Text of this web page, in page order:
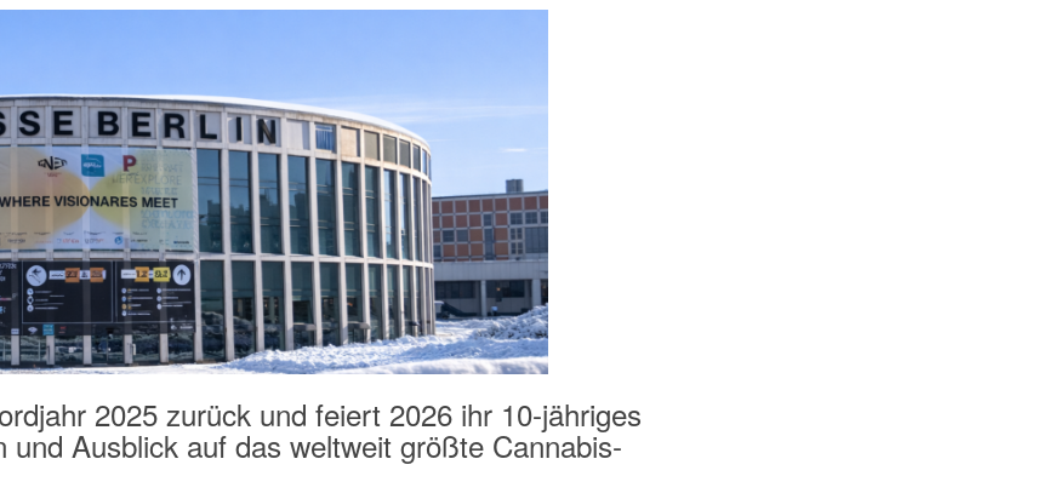
2025 zurück und feiert 2026 ihr 10-jähriges
Ausblick auf das weltweit größte Cannabis-